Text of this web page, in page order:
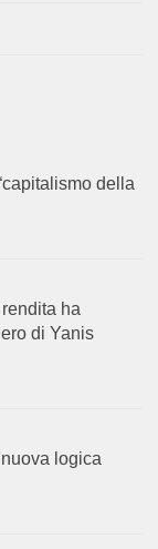
della
ha
di Yanis
logica